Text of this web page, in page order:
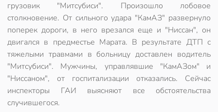
грузовик "Митсубиси". Произошло лобовое
столкновение. От сильного удара "КамАЗ" развернуло
поперек дороги, в него врезался еще и "Ниссан", он
двигался в предместье Марата. В результате ДТП с
тяжелыми травмами в больницу доставлен водитель
"Митсубиси". Мужчины, управлявшие "КамАЗом" и
"Ниссаном", от госпитализации отказались. Сейчас
инспекторы ГАИ выясняют все обстоятельства
случившегося.